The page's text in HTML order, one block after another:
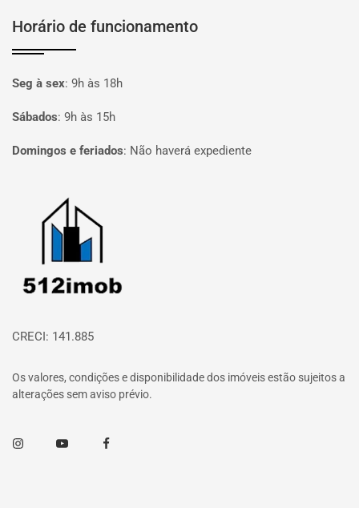
Horário de funcionamento
Seg à sex: 9h às 18h
Sábados: 9h às 15h
Domingos e feriados: Não haverá expediente
Página inicial
CRECI: 141.885
Os valores, condições e disponibilidade dos imóveis estão sujeitos a
alterações sem aviso prévio.
InstagramYoutube Facebook